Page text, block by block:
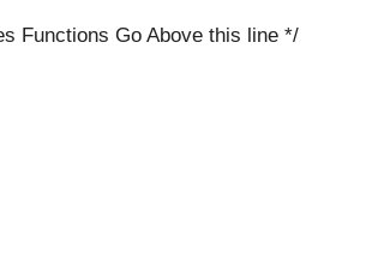
Functions Go Above this line */